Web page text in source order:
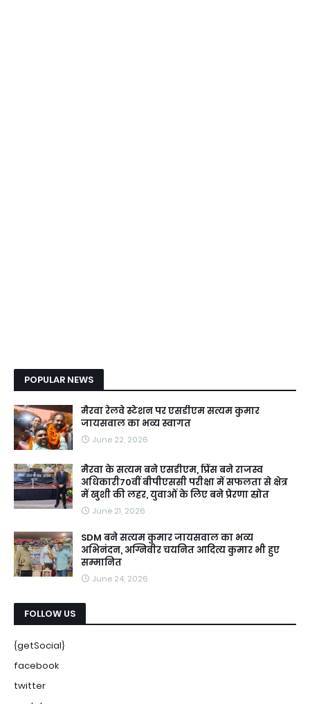
POPULAR NEWS
मैरवा रेलवे स्टेशन पर एसडीएम सत्यम कुमार
जायसवाल का भव्य स्वागत
June 22, 2026
मैरवा के सत्यम बने एसडीएम, प्रिंस बने राजस्व
अधिकारी70वीं बीपीएससी परीक्षा में सफलता से क्षेत्र
में खुशी की लहर, युवाओं के लिए बने प्रेरणा स्रोत
June 21, 2026
SDM बने सत्यम कुमार जायसवाल का भव्य
अभिनंदन, अग्निवीर चयनित आदित्य कुमार भी हुए
सम्मानित
June 24, 2026
FOLLOW US
{getSocial}
facebook
twitter